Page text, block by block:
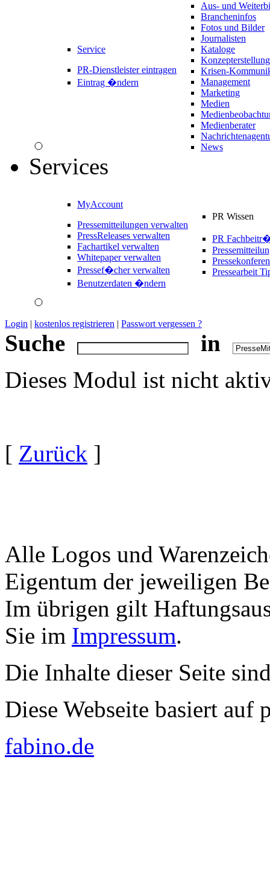
Service
PR-Dienstleister eintragen
Eintrag �ndern
Aus- und
Brancheninfos
Fotos und Bilder
Journalisten
Kataloge
Konzepterstellung
Krisen-
Management
Marketing
Medien
Medienberater
News
Services
MyAccount
Pressemitteilungen verwalten
PressReleases verwalten
Fachartikel verwalten
Whitepaper verwalten
Pressef�cher verwalten
Benutzerdaten �ndern
PR Wissen
PR
Pressearbeit
Login | kostenlos registrieren | Passwort vergessen ?
Suche
in
Dieses Modul ist nicht
[ Zurück ]
Alle Logos und
Eigentum der jeweiligen
Im übrigen gilt
Sie im Impressum.
Die Inhalte dieser Seite
Diese Webseite basiert auf
fabino.de